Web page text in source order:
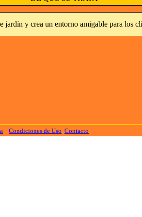
jardín y crea un entorno amigable para los
Condiciones de Uso Contacto